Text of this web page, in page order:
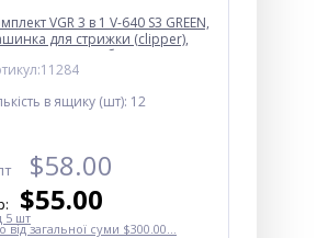
VGR 3 в 1 V-640 S3 GREEN,
для стрижки (clipper),
та електробритва
в ящику (шт): 12
$58.00
$55.00
5 шт
від загальної суми $300.00...